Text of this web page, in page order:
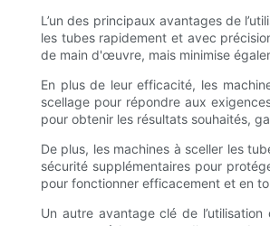
L’un des principaux avantages de
les tubes rapidement et avec
de main d'œuvre, mais minimise
En plus de leur efficacité, les
scellage pour répondre aux
pour obtenir les résultats souhaités,
De plus, les machines à sceller les
sécurité supplémentaires pour
pour fonctionner efficacement et en
Un autre avantage clé de